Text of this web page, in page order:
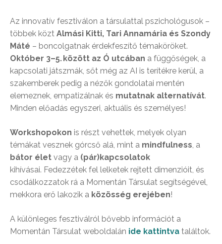
Az innovatív fesztiválon a társulattal pszichológusok –
többek közt Almási Kitti, Tari Annamária és Szondy
Máté – boncolgatnak érdekfeszítő témaköröket.
Október 3–5. között az Ó utcában a függőségek, a
kapcsolati játszmák, sőt még az AI is terítékre kerül, a
szakemberek pedig a nézők gondolatai mentén
elemeznek, empatizálnak és mutatnak alternatívát.
Minden előadás egyszeri, aktuális és személyes!
Workshopokon is részt vehettek, melyek olyan
témákat vesznek górcső alá, mint a mindfulness , a
bátor élet vagy a (pár)kapcsolatok
kihívásai. Fedezzétek fel lelketek rejtett dimenzióit, és
csodálkozzatok rá a Momentán Társulat segítségével,
mekkora erő lakozik a közösség erejében!
A különleges fesztiválról bővebb információt a
Momentán Társulat weboldalán ide kattintva találtok.